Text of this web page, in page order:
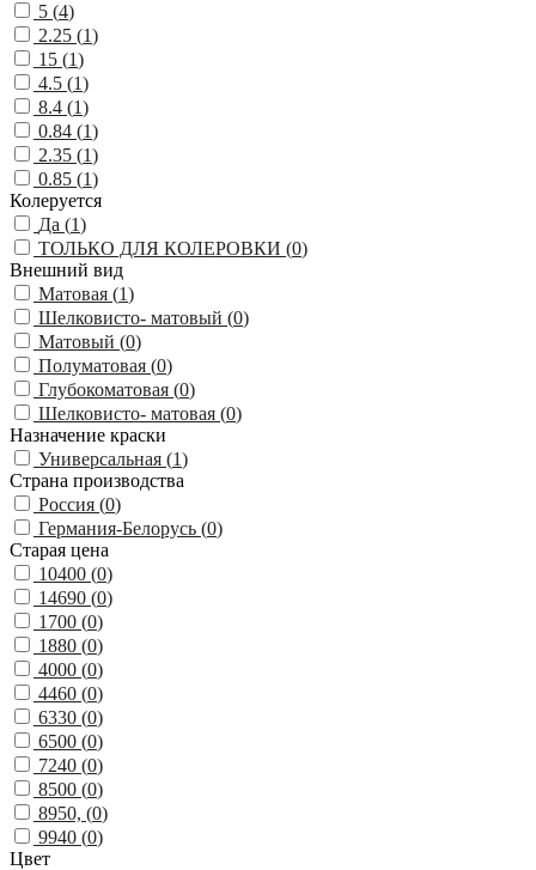
5 (4)
2.25 (1)
15 (1)
4.5 (1)
8.4 (1)
0.84 (1)
2.35 (1)
0.85 (1)
Колеруется
Да (1)
ТОЛЬКО ДЛЯ КОЛЕРОВКИ (0)
Внешний вид
Матовая (1)
Шелковисто- матовый (0)
Матовый (0)
Полуматовая (0)
Глубокоматовая (0)
Шелковисто- матовая (0)
Назначение краски
Универсальная (1)
Страна производства
Россия (0)
Германия-Белорусь (0)
Старая цена
10400 (0)
14690 (0)
1700 (0)
1880 (0)
4000 (0)
4460 (0)
6330 (0)
6500 (0)
7240 (0)
8500 (0)
8950, (0)
9940 (0)
Цвет